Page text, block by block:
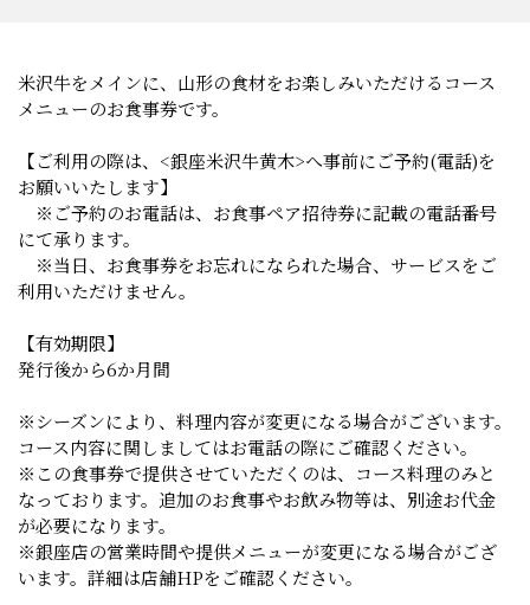
米沢牛をメインに、山形の食材をお楽しみいただけるコース
メニューのお食事券です。
【ご利用の際は、<銀座米沢牛黄木>へ事前にご予約(電話)を
お願いいたします】
※ご予約のお電話は、お食事ペア招待券に記載の電話番号
にて承ります。
※当日、お食事券をお忘れになられた場合、サービスをご
利用いただけません。
【有効期限】
発行後から6か月間
※シーズンにより、料理内容が変更になる場合がございます。
コース内容に関しましてはお電話の際にご確認ください。
※この食事券で提供させていただくのは、コース料理のみと
なっております。追加のお食事やお飲み物等は、別途お代金
が必要になります。
※銀座店の営業時間や提供メニューが変更になる場合がござ
います。詳細は店舗HPをご確認ください。